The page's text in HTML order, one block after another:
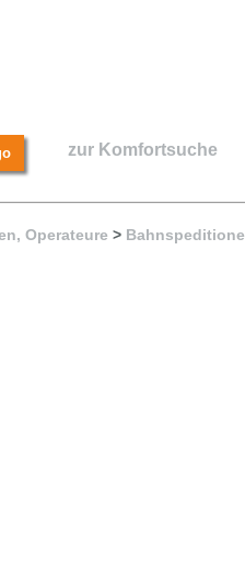
zur Komfortsuche
Operateure >